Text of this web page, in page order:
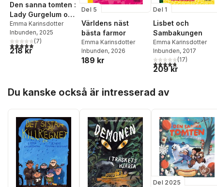
Den sanna tomten :
Lady Gurgelum och
jag
Emma Karinsdotter
Inbunden, 2025
4,9utav 5 stjärnor. Totalt antal röster:
(7)
218 kr
Del 5
Världens näst
bästa farmor
Emma Karinsdotter
Inbunden, 2026
189 kr
Del 1
Lisbet och
Sambakungen
Emma Karinsdotter
Inbunden, 2017
4,8utav 5 stjärnor.
(17)
209 kr
Du kanske också är intresserad av
Del 2025